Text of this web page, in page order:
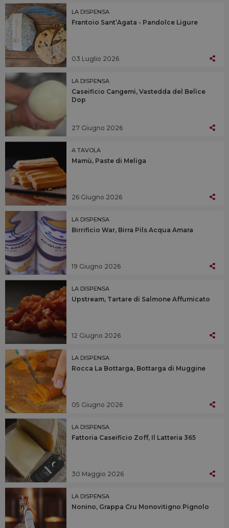
LA DISPENSA
Frantoio Sant’Agata - Pandolce Ligure
03 Luglio 2026
LA DISPENSA
Caseificio Cangemi, Vastedda del Belìce
Dop
27 Giugno 2026
A TAVOLA
Mamù, Paste di Meliga
26 Giugno 2026
LA DISPENSA
Birrificio War, Birra Pils Acqua Amara
19 Giugno 2026
LA DISPENSA
Upstream, Tartare di Salmone Affumicato
12 Giugno 2026
LA DISPENSA
Rocca La Bottarga, Bottarga di Muggine
05 Giugno 2026
LA DISPENSA
Fattoria Caseificio Zoff, Il Latteria 365
30 Maggio 2026
LA DISPENSA
Nonino, Grappa Cru Monovitigno Pignolo